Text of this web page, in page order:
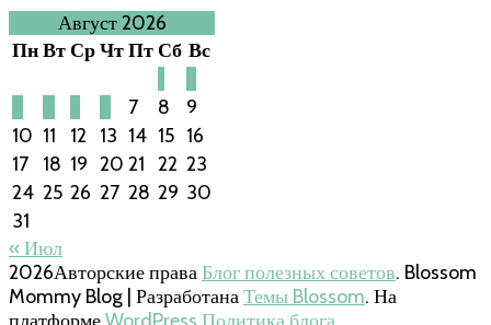
Август 2026
ПнВтСрЧтПтСб Вс
7 8
9
10 11 12 13 14 15 16
17
18 19 20 21 22 23
24 25 26 27 28 29 30
31
« Июл
2026Авторские праваБлог полезных советов. Blossom
Mommy Blog | РазработанаТемы Blossom. На